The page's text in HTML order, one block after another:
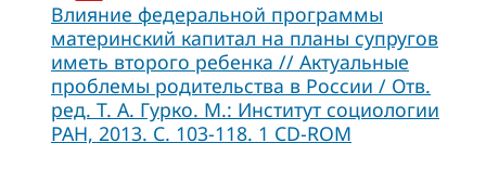
Влияние федеральной программы
материнский капитал на планы супругов
иметь второго ребенка // Актуальные
проблемы родительства в России / Отв.
ред. Т. А. Гурко. М.: Институт социологии
РАН, 2013. С. 103-118. 1 CD-ROM